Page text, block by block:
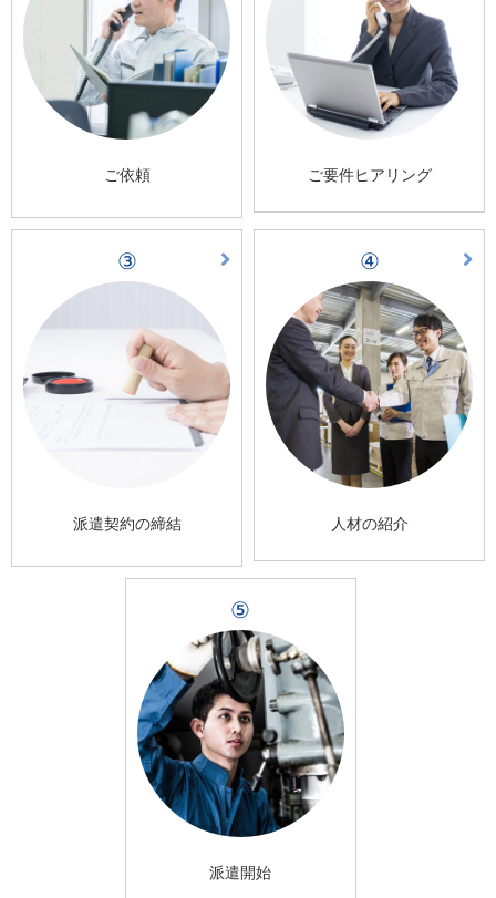
ご依頼 ご要件ヒアリング
③
派遣契約の締結
④
人材の紹介
⑤
派遣開始